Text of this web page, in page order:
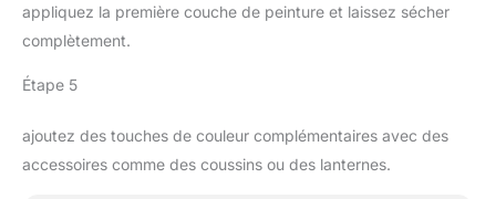
appliquez la première couche de peinture et laissez sécher
complètement.
Étape 5
ajoutez des touches de couleur complémentaires avec des
accessoires comme des coussins ou des lanternes.